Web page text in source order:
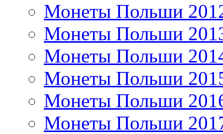
Монеты Польши
Монеты Польши
Монеты Польши
Монеты Польши
Монеты Польши
Монеты Польши